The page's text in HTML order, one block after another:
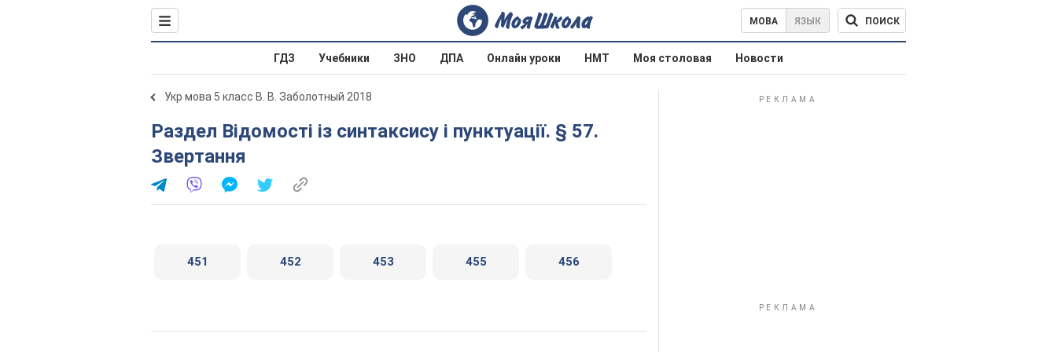
МОВА ЯЗЫК ПОИСК
ГДЗ Учебники ЗНО ДПА Онлайн уроки НМТ Моя столовая Новости
Укр мова 5 класс В. В. Заболотный 2018
Раздел Відомості із синтаксису і пунктуації. § 57.
Звертання
451 452 453 455 456